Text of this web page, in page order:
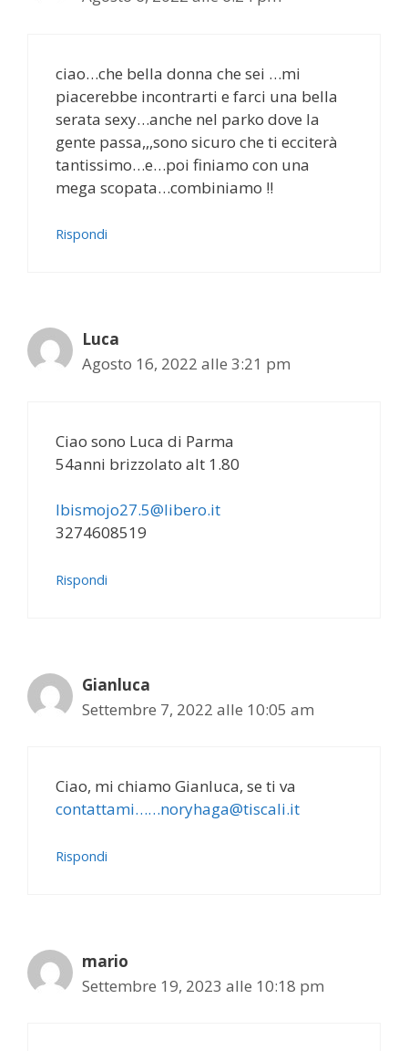
ciao…che bella donna che sei …mi
piacerebbe incontrarti e farci una bella
serata sexy…anche nel parko dove la
gente passa,,,sono sicuro che ti ecciterà
tantissimo…e…poi finiamo con una
mega scopata…combiniamo !!
Rispondi
Luca
Agosto 16, 2022 alle 3:21 pm
Ciao sono Luca di Parma
54anni brizzolato alt 1.80
Ibismojo27.5@libero.it
3274608519
Rispondi
Gianluca
Settembre 7, 2022 alle 10:05 am
Ciao, mi chiamo Gianluca, se ti va
contattami……noryhaga@tiscali.it
Rispondi
mario
Settembre 19, 2023 alle 10:18 pm